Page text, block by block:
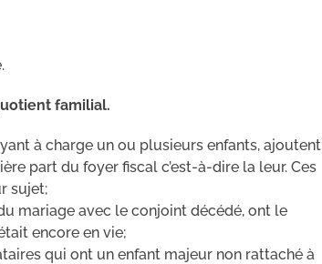
familial.
à charge un ou plusieurs enfants, ajoutent
part du foyer fiscal c’est-à-dire la leur. Ces
sujet;
mariage avec le conjoint décédé, ont le
encore en vie;
qui ont un enfant majeur non rattaché à